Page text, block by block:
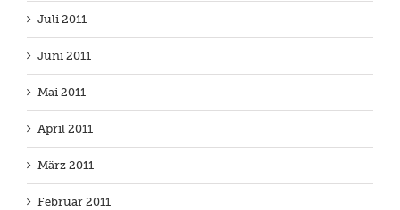
Juli 2011
Juni 2011
Mai 2011
April 2011
März 2011
Februar 2011